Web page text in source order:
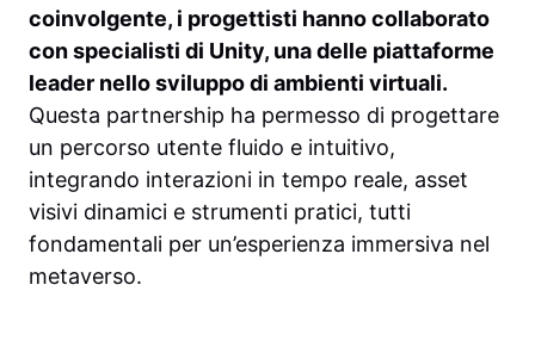
coinvolgente, i progettisti hanno collaborato
con specialisti di Unity, una delle piattaforme
leader nello sviluppo di ambienti virtuali.
Questa partnership ha permesso di progettare
un percorso utente fluido e intuitivo,
integrando interazioni in tempo reale, asset
visivi dinamici e strumenti pratici, tutti
fondamentali per un’esperienza immersiva nel
metaverso.